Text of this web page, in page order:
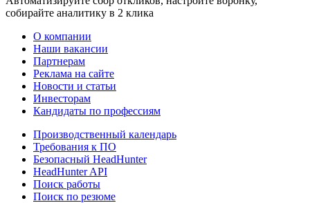
собирайте аналитику в 2 клика
О компании
Наши вакансии
Партнерам
Реклама на сайте
Новости и статьи
Инвесторам
Кандидаты по профессиям
Производственный календарь
Требования к ПО
Безопасный HeadHunter
HeadHunter API
Поиск работы
Поиск по резюме